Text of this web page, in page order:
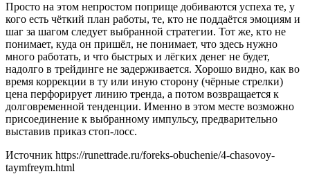
Просто на этом непростом поприще добиваются успеха те, у
кого есть чёткий план работы, те, кто не поддаётся эмоциям и
шаг за шагом следует выбранной стратегии. Тот же, кто не
понимает, куда он пришёл, не понимает, что здесь нужно
много работать, и что быстрых и лёгких денег не будет,
надолго в трейдинге не задерживается. Хорошо видно, как во
время коррекции в ту или иную сторону (чёрные стрелки)
цена перфорирует линию тренда, а потом возвращается к
долговременной тенденции. Именно в этом месте возможно
присоединение к выбранному импульсу, предварительно
выставив приказ стоп-лосс.
Источник https://runettrade.ru/foreks-obuchenie/4-chasovoy-
taymfreym.html